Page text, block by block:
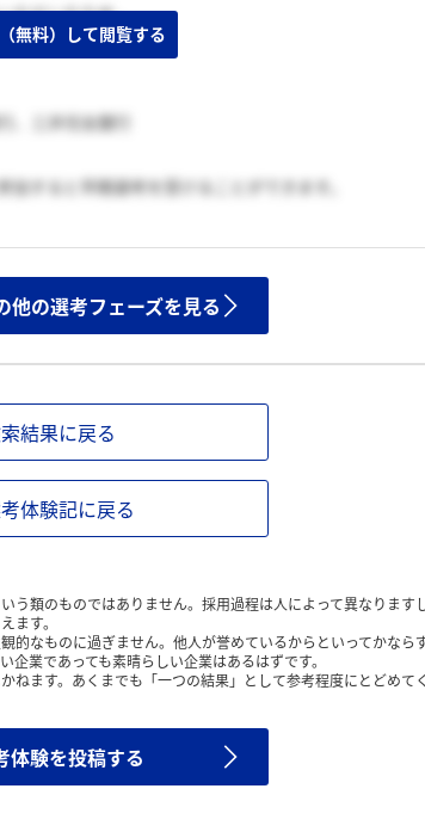
ただいたため。
、三井住友銀行
加すると早期選考を受けることができます。
無料）して閲覧する
他の選考フェーズを見る
結果に戻る
体験記に戻る
う類のものではありません。採用過程は人によって異なります
ます。
的なものに過ぎません。他人が誉めているからといってかなら
業であっても素晴らしい企業はあるはずです。
ます。あくまでも「一つの結果」として参考程度にとどめて
体験を投稿する